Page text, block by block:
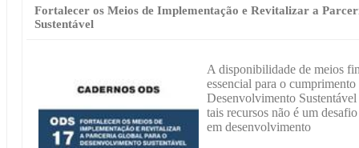
Fortalecer os Meios de Implementação e Revitalizar a
Sustentável
A disponibilidade de meios
essencial para o
Desenvolvimento
tais recursos não é um
em desenvolvimento